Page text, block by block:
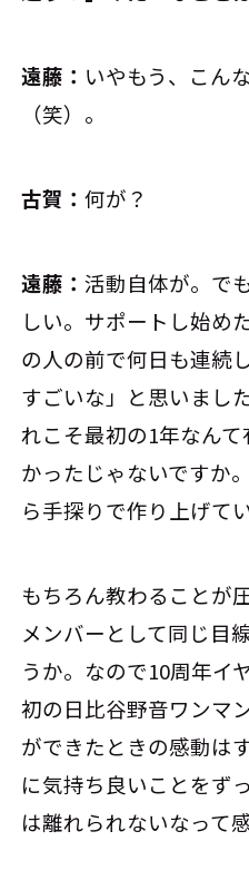
遠藤： いやもう、こん
（笑）。
古賀：何が？
遠藤：活動自体が。で
しい。サポートし始め
の人の前で何日も連続
すごいな」と思いまし
れこそ最初の1年なん
かったじゃないですか
ら手探りで作り上げて
もちろん教わることが
メンバーとして同じ目
うか。なので10周年イ
初の日比谷野音ワンマ
ができたときの感動は
に気持ち良いことをず
は離れられないなって